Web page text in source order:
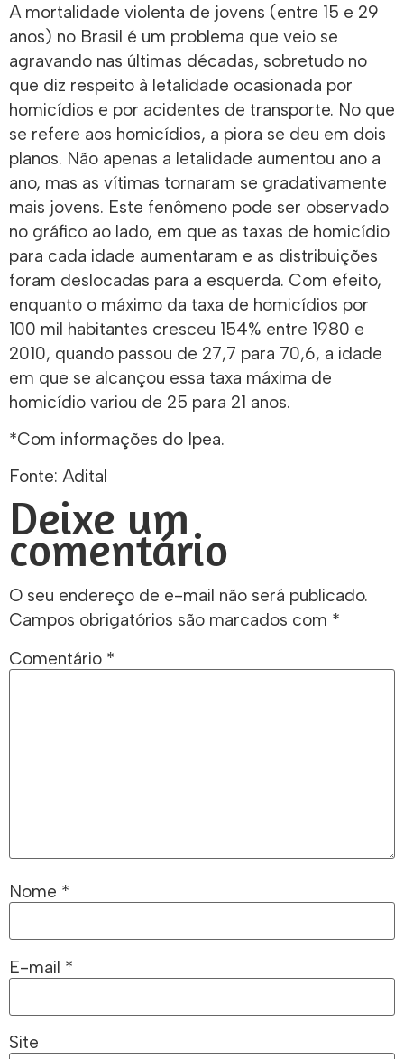
A mortalidade violenta de jovens (entre 15 e 29
anos) no Brasil é um problema que veio se
agravando nas últimas décadas, sobretudo no
que diz respeito à letalidade ocasionada por
homicídios e por acidentes de transporte. No que
se refere aos homicídios, a piora se deu em dois
planos. Não apenas a letalidade aumentou ano a
ano, mas as vítimas tornaram se gradativamente
mais jovens. Este fenômeno pode ser observado
no gráfico ao lado, em que as taxas de homicídio
para cada idade aumentaram e as distribuições
foram deslocadas para a esquerda. Com efeito,
enquanto o máximo da taxa de homicídios por
100 mil habitantes cresceu 154% entre 1980 e
2010, quando passou de 27,7 para 70,6, a idade
em que se alcançou essa taxa máxima de
homicídio variou de 25 para 21 anos.
*Com informações do Ipea.
Fonte: Adital
Deixe um
comentário
O seu endereço de e-mail não será publicado.
Campos obrigatórios são marcados com *
Comentário *
Nome *
E-mail *
Site